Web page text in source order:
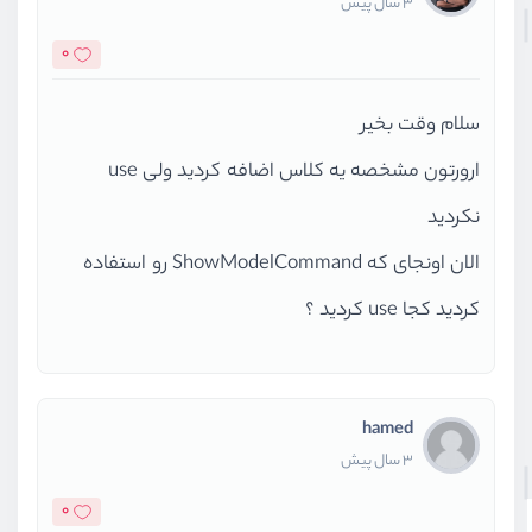
0
سلام وقت بخیر
ارورتون مشخصه یه کلاس اضافه کردید ولی use
نکردید
الان اونجای که ShowModelCommand رو استفاده
کردید کجا use کردید ؟
hamed
3 سال پیش
0